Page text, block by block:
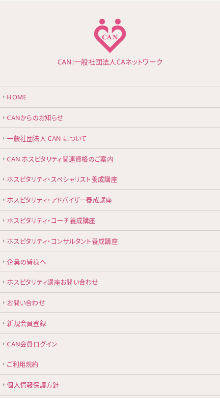
CAN:一般社団法人CAネットワーク
HOME
CANからのお知らせ
一般社団法人 CAN について
CAN ホスピタリティ関連資格のご案内
ホスピタリティ・スペシャリスト養成講座
ホスピタリティ・アドバイザー養成講座
ホスピタリティ・コーチ養成講座
ホスピタリティ・コンサルタント養成講座
企業の皆様へ
ホスピタリティ講座お問い合わせ
お問い合わせ
新規会員登録
CAN会員ログイン
ご利用規約
個人情報保護方針